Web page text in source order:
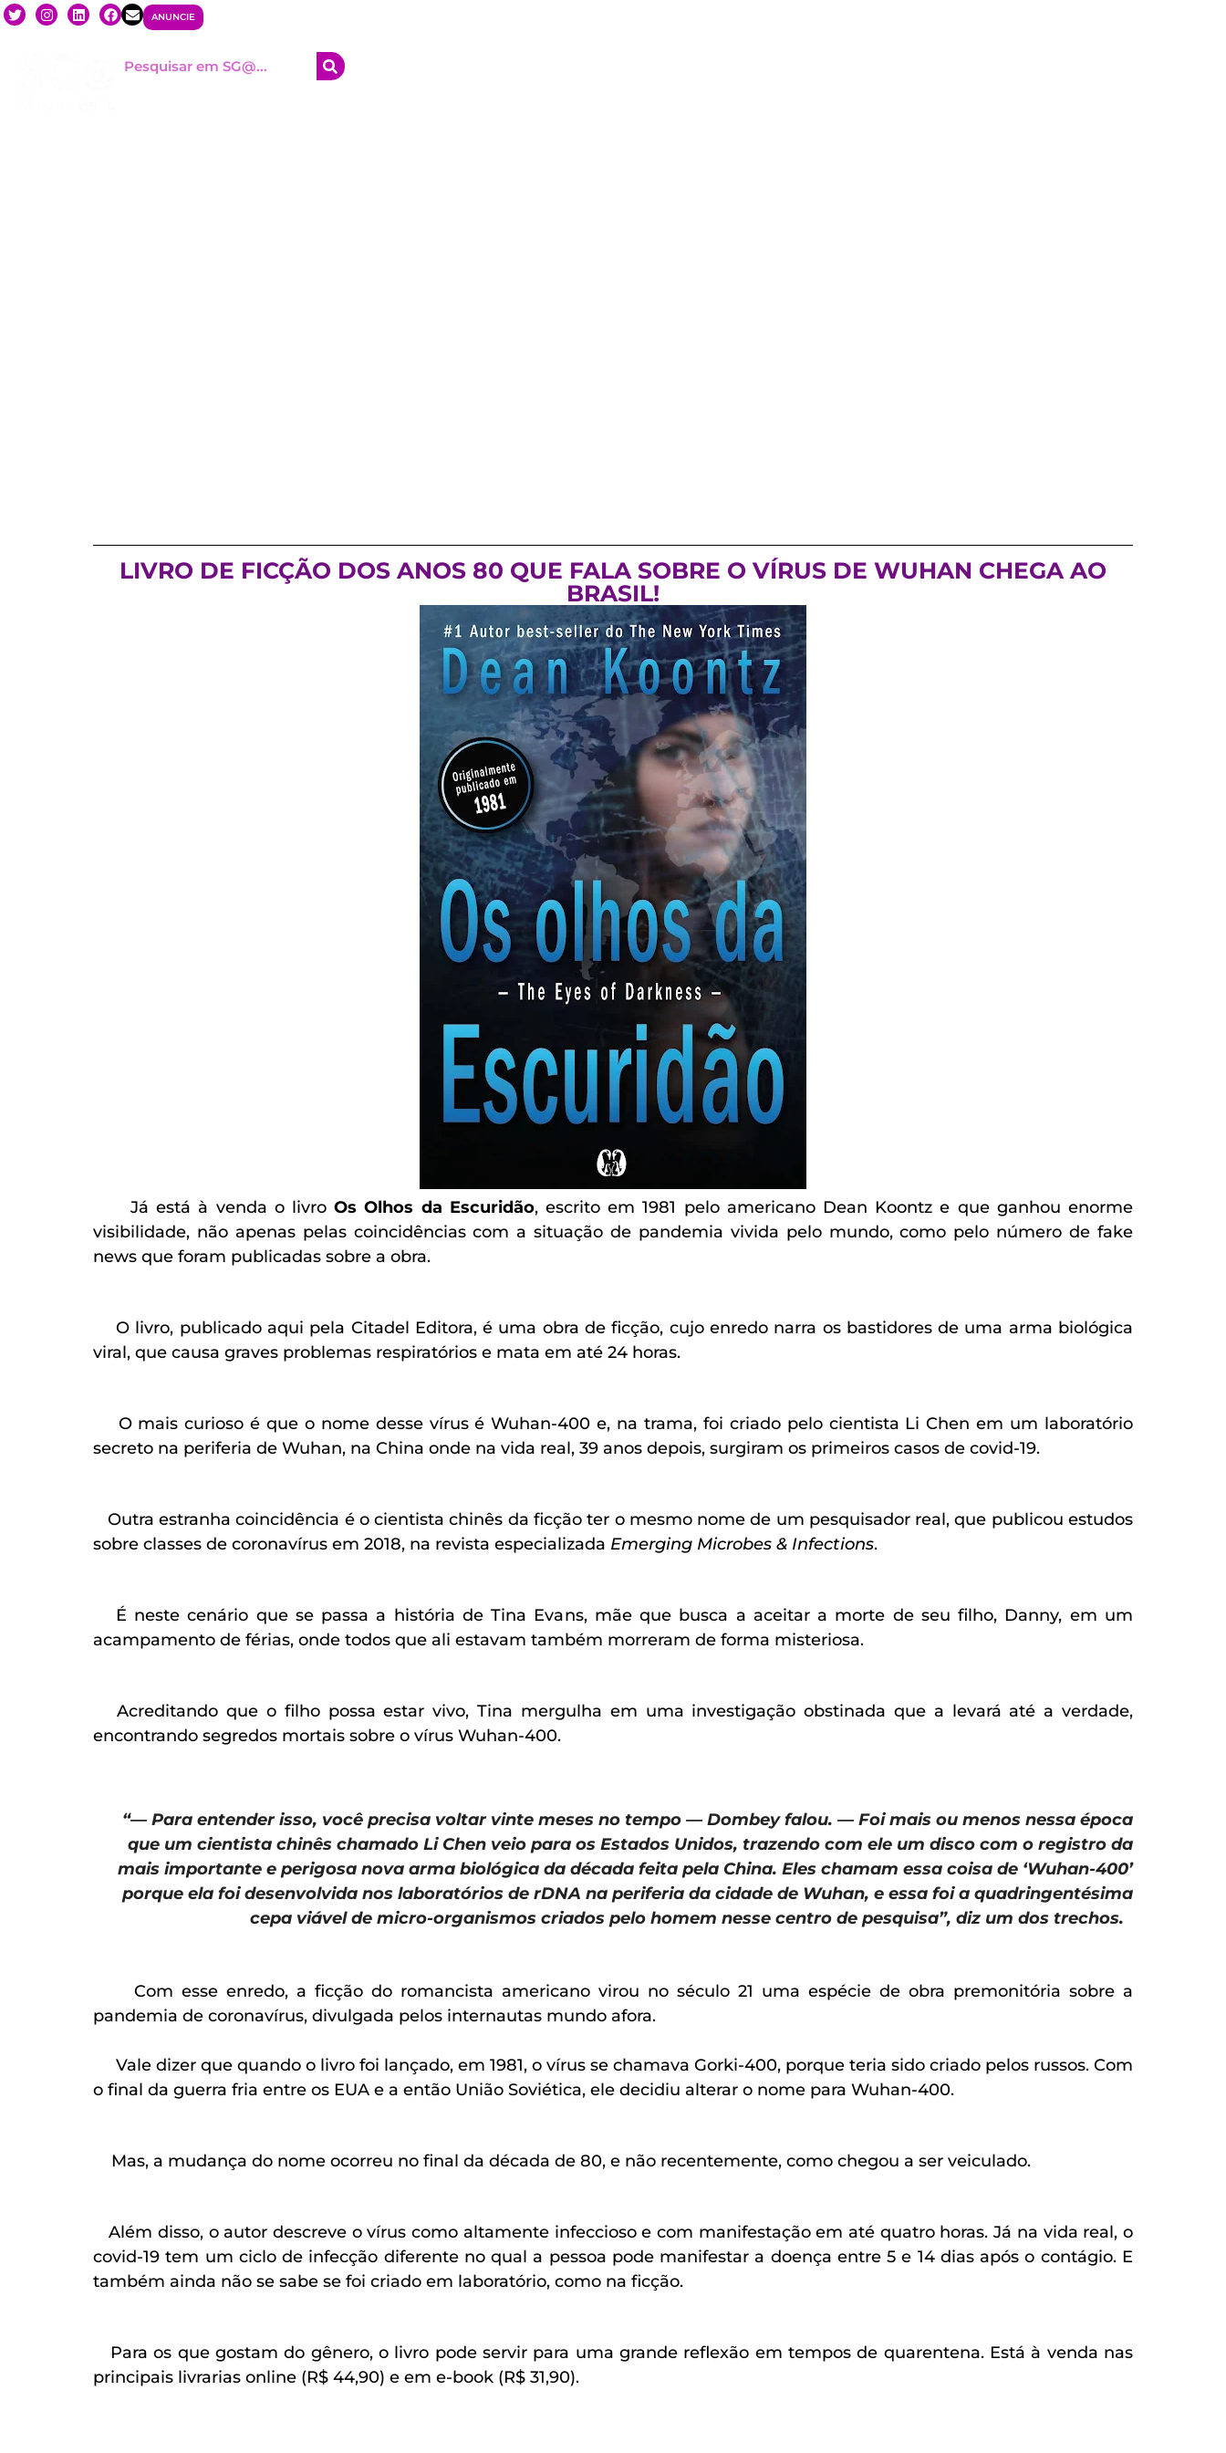
ANUNCIE
LIVRO DE FICÇÃO DOS ANOS 80 QUE FALA SOBRE O VÍRUS DE WUHAN CHEGA AO
BRASIL!
Já está à venda o livroOs Olhos da Escuridão, escrito em 1981 pelo americano Dean Koontz e que ganhou enorme
visibilidade, não apenas pelas coincidências com a situação de pandemia vivida pelo mundo, como pelo número de fake
news que foram publicadas sobre a obra.
O livro, publicado aqui pela Citadel Editora, é uma obra de ficção, cujo enredo narra os bastidores de uma arma biológica
viral, que causa graves problemas respiratórios e mata em até 24 horas.
O mais curioso é que o nome desse vírus é Wuhan-400 e, na trama, foi criado pelo cientista Li Chen em um laboratório
secreto na periferia de Wuhan, na China onde na vida real, 39 anos depois, surgiram os primeiros casos de covid-19.
Outra estranha coincidência é o cientista chinês da ficção ter o mesmo nome de um pesquisador real, que publicou estudos
sobre classes de coronavírus em 2018, na revista especializada Emerging Microbes & Infections.
É neste cenário que se passa a história de Tina Evans, mãe que busca a aceitar a morte de seu filho, Danny, em um
acampamento de férias, onde todos que ali estavam também morreram de forma misteriosa.
Acreditando que o filho possa estar vivo, Tina mergulha em uma investigação obstinada que a levará até a verdade,
encontrando segredos mortais sobre o vírus Wuhan-400.
“— Para entender isso, você precisa voltar vinte meses no tempo —Dombeyfalou. — Foi mais ou menos nessa época
que um cientista chinês chamado Li Chen veio para os Estados Unidos, trazendo com ele um disco com o registro da
mais importante e perigosa nova arma biológica da década feita pela China. Eles chamam essa coisa de ‘Wuhan-400’
porque ela foi desenvolvida nos laboratórios de rDNA na periferia da cidade de Wuhan, e essa foi a quadringentésima
cepa viável de micro-organismos criados pelo homem nesse centro de pesquisa”, diz um dos trechos.
Com esse enredo, a ficção do romancista americano virou no século 21 uma espécie de obra premonitória sobre a
pandemia de coronavírus, divulgada pelos internautas mundo afora.
Vale dizer que quando o livro foi lançado, em 1981, o vírus se chamava Gorki-400, porque teria sido criado pelos russos. Com
o final da guerra fria entre os EUA e a então União Soviética, ele decidiu alterar o nome para Wuhan-400.
Mas, a mudança do nome ocorreu no final da década de 80, e não recentemente, como chegou a ser veiculado.
Além disso, o autor descreve o vírus como altamente infeccioso e com manifestação em até quatro horas. Já na vida real, o
covid-19 tem um ciclo de infecção diferente no qual a pessoa pode manifestar a doença entre 5 e 14 dias após o contágio. E
também ainda não se sabe se foi criado em laboratório, como na ficção.
Para os que gostam do gênero, o livro pode servir para uma grande reflexão em tempos de quarentena. Está à venda nas
principais livrarias online (R$ 44,90) e em e-book (R$ 31,90).